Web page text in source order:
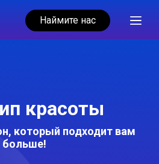
Наймите нас
красоты
который подходит вам
больше!